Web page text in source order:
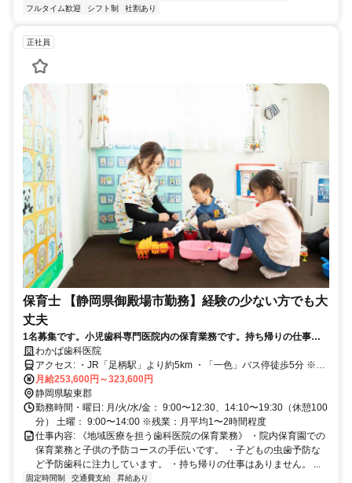
フルタイム歓迎
シフト制 社割あり
正社員
保育士 【静岡県御殿場市勤務】経験の少ない方でも大
丈夫
1名募集です。小児歯科専門医院内の保育業務です。持ち帰りの仕事は
ありません。現在5名の保育士が働いています。
わかば歯科医院
アクセス: ・JR「足柄駅」より約5km ・「一色」バス停徒歩5分 ※バ
イク、マイカー通勤可
月給253,600円～323,600円
静岡県駿東郡
勤務時間・曜日: 月/火/水/金： 9:00〜12:30、14:10〜19:30（休憩100
分） 土曜： 9:00〜14:00 ※残業：月平均1〜2時間程度
仕事内容: 《地域医療を担う歯科医院の保育業務》 ・院内保育園での
保育業務と子供の予防コースの手伝いです。 ・子どもの虫歯予防な
ど予防歯科に注力しています。 ・持ち帰りの仕事はありません。 ...
固定時間制 交通費支給 昇給あり